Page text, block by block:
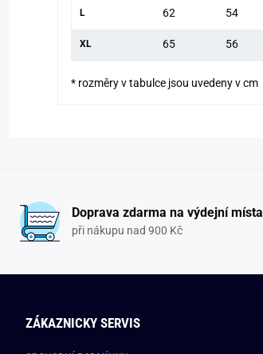
L 62 54
XL 65 56
* rozměry v tabulce jsou uvedeny v cm
Doprava zdarma na výdejní místa
při nákupu nad 900 Kč
ZÁKAZNICKY SERVIS